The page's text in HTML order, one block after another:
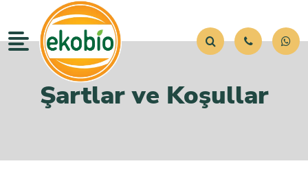
Ürünlerimiz
Kurumsal
Şartlar ve Koşullar